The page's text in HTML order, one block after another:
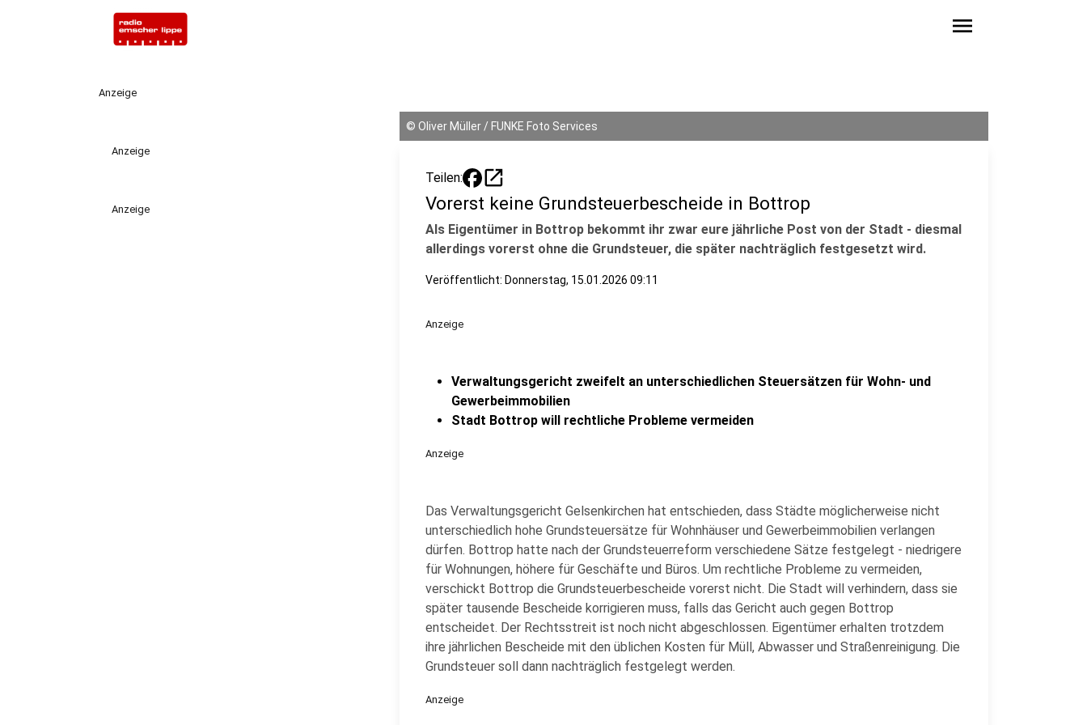
menu
Anzeige
Anzeige
Anzeige
© Oliver Müller / FUNKE Foto Services
Teilen: open_in_new
Vorerst keine Grundsteuerbescheide in Bottrop
Als Eigentümer in Bottrop bekommt ihr zwar eure jährliche Post von der Stadt - diesmal
allerdings vorerst ohne die Grundsteuer, die später nachträglich festgesetzt wird.
Veröffentlicht: Donnerstag, 15.01.2026 09:11
Anzeige
Verwaltungsgericht zweifelt an unterschiedlichen Steuersätzen für Wohn- und
Gewerbeimmobilien
Stadt Bottrop will rechtliche Probleme vermeiden
Anzeige
Das Verwaltungsgericht Gelsenkirchen hat entschieden, dass Städte möglicherweise nicht
unterschiedlich hohe Grundsteuersätze für Wohnhäuser und Gewerbeimmobilien verlangen
dürfen. Bottrop hatte nach der Grundsteuerreform verschiedene Sätze festgelegt - niedrigere
für Wohnungen, höhere für Geschäfte und Büros. Um rechtliche Probleme zu vermeiden,
verschickt Bottrop die Grundsteuerbescheide vorerst nicht. Die Stadt will verhindern, dass sie
später tausende Bescheide korrigieren muss, falls das Gericht auch gegen Bottrop
entscheidet. Der Rechtsstreit ist noch nicht abgeschlossen. Eigentümer erhalten trotzdem
ihre jährlichen Bescheide mit den üblichen Kosten für Müll, Abwasser und Straßenreinigung. Die
Grundsteuer soll dann nachträglich festgelegt werden.
Anzeige